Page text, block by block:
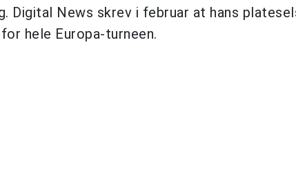
News skrev i februar at hans
hele Europa-turneen.